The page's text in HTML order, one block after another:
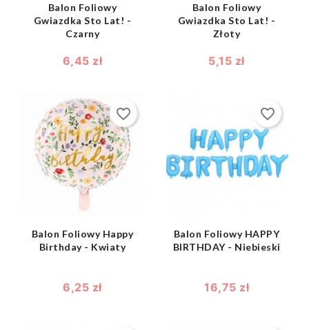
Balon Foliowy
Gwiazdka Sto Lat! -
Czarny
6,45 zł
Balon Foliowy
Gwiazdka Sto Lat! -
Złoty
5,15 zł
shopping_bag 
Balon Foliowy Happy
Birthday - Kwiaty
6,25 zł
favorite_border
shopping_bag 
Balon Foliowy HAPPY
BIRTHDAY - Niebieski
16,75 zł
favorite_border